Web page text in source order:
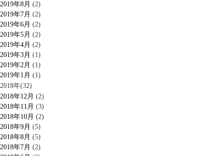
2019年8月 (2)
2019年7月 (2)
2019年6月 (2)
2019年5月 (2)
2019年4月 (2)
2019年3月 (1)
2019年2月 (1)
2019年1月 (1)
2018年(32)
2018年12月 (2)
2018年11月 (3)
2018年10月 (2)
2018年9月 (5)
2018年8月 (5)
2018年7月 (2)